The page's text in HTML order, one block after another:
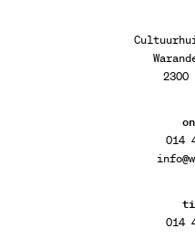
2300
014
014